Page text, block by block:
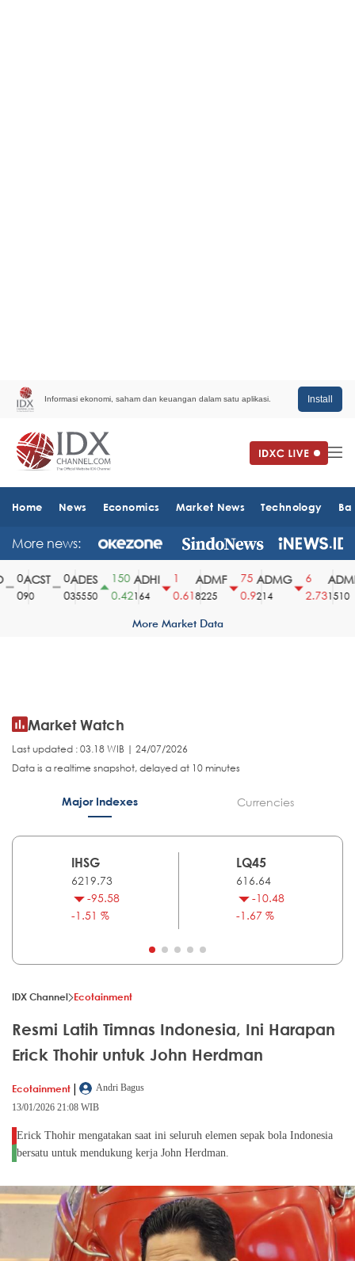
Informasi ekonomi, saham dan keuangan dalam satu aplikasi. Install
Home News Economics Market News Technology
More news:
ACST
90
ADES
35550
150
0.42
ADHI
164
0.61
ADMF
8225
75
0.9
ADMG
214
2.73
ADMR
1510
More Market Data
Market Watch
Last updated : 03.18 WIB | 24/07/2026
Data is a realtime snapshot, delayed at 10 minutes
Major Indexes Currencies
IHSG
6219.73
-95.58
-1.51 %
LQ45
616.64
-10.48
-1.67 %
IDX Channel Ecotainment
Resmi Latih Timnas Indonesia, Ini Harapan
Erick Thohir untuk John Herdman
Ecotainment |
Andri Bagus
13/01/2026 21:08 WIB
Erick Thohir mengatakan saat ini seluruh elemen sepak bola Indonesia
bersatu untuk mendukung kerja John Herdman.